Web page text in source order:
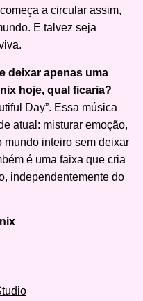
a circular assim,
E talvez seja
deixar apenas uma
hoje, qual ficaria?
Day”. Essa música
atual: misturar emoção,
inteiro sem deixar
é uma faixa que cria
independentemente do